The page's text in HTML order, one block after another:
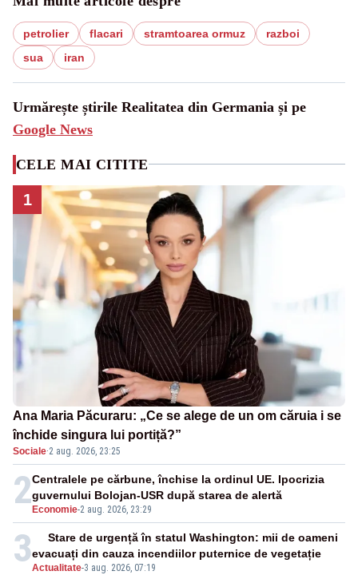
petrolier flacari stramtoarea ormuz
razboi
sua
iran
Urmărește știrile Realitatea din Germania și pe
Google News
CELE MAI CITITE
1
Ana Maria Păcuraru: „Ce se alege de un om căruia i se
închide singura lui portiță?”
Sociale·2 aug. 2026, 23:25
2 Economie-2 aug. 2026, 23:29
Centralele pe cărbune, închise la ordinul UE. Ipocrizia
guvernului Bolojan-USR după starea de alertă
3Actualitate-3 aug. 2026, 07:19
Stare de urgență în statul Washington: mii de oameni
evacuați din cauza incendiilor puternice de vegetație